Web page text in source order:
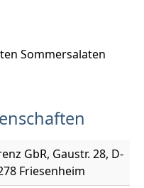
Sommersalaten
GbR, Gaustr. 28, D-
Friesenheim